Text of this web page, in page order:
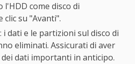
l'HDD come disco di
clic su "Avanti".
i dati e le partizioni sul disco di
eliminati. Assicurati di aver
dati importanti in anticipo.